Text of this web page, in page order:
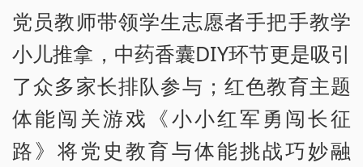
党员教师带领学生志愿者手把手教学
小儿推拿，中药香囊DIY环节更是吸引
了众多家长排队参与；红色教育主题
体能闯关游戏《小小红军勇闯长征
路》将党史教育与体能挑战巧妙融